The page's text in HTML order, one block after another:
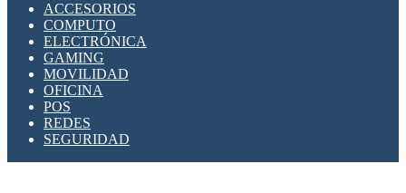
SUPRESOR DE TRANSIENTES SPDS PARA
APLICACIONES FOTOVOLTAICAS
ACCESORIOS
COMPUTO
ELECTRÓNICA
GAMING
MOVILIDAD
OFICINA
POS
REDES
SEGURIDAD